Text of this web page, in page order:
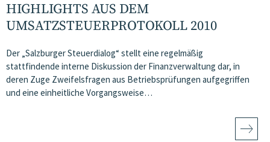
HIGHLIGHTS AUS DEM
UMSATZSTEUERPROTOKOLL 2010
Der „Salzburger Steuerdialog“ stellt eine regelmäßig
stattfindende interne Diskussion der Finanzverwaltung dar, in
deren Zuge Zweifelsfragen aus Betriebsprüfungen aufgegriffen
und eine einheitliche Vorgangsweise…